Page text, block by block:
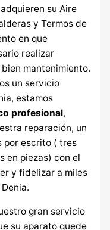
su Aire
y Termos de
en que
realizar
mantenimiento.
un servicio
estamos
profesional,
reparación, un
por escrito ( tres
en piezas) con el
y fidelizar a miles
gran servicio
su aparato quede